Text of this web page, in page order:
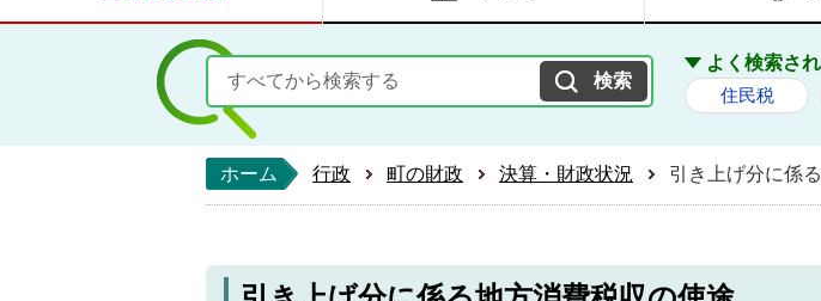
よく検索さ
住民税
ホーム 行政 町の財政 決算・財政状況 引き上げ分に係